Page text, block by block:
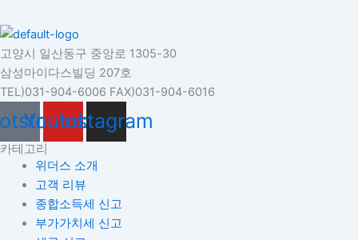
고양시 일산동구 중앙로 1305-30
삼성마이다스빌딩 207호
TEL)031-904-6006 FAX)031-904-6016
Youtube
Instagram
카테고리
위더스 소개
고객 리뷰
종합소득세 신고
부가가치세 신고